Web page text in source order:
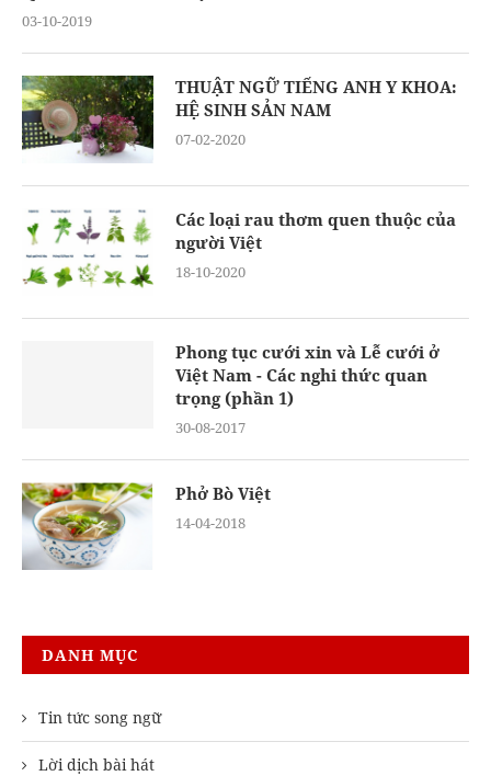
03-10-2019
THUẬT NGỮ TIẾNG ANH Y KHOA:
HỆ SINH SẢN NAM
07-02-2020
Các loại rau thơm quen thuộc của
người Việt
18-10-2020
Phong tục cưới xin và Lễ cưới ở
Việt Nam - Các nghi thức quan
trọng (phần 1)
30-08-2017
Phở Bò Việt
14-04-2018
DANH MỤC
Tin tức song ngữ
Lời dịch bài hát